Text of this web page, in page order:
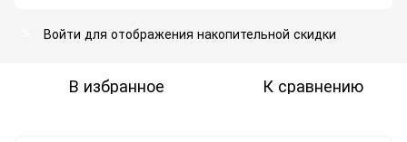
Войти для отображения накопительной скидки
В избранное К сравнению